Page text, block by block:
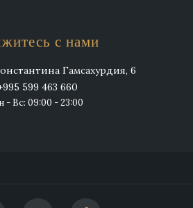
с нами
Гамсахурдия, 6
599 463 660
- Вс: 09:00 - 23:00